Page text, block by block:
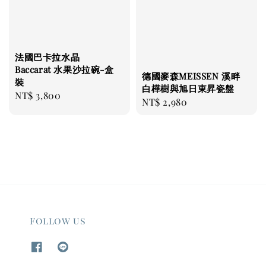
法國巴卡拉水晶
Baccarat 水果沙拉碗-盒
裝
Regular
NT$ 3,800
德國麥森MEISSEN 溪畔
白樺樹與旭日東昇瓷盤
Regular
NT$ 2,980
Follow us